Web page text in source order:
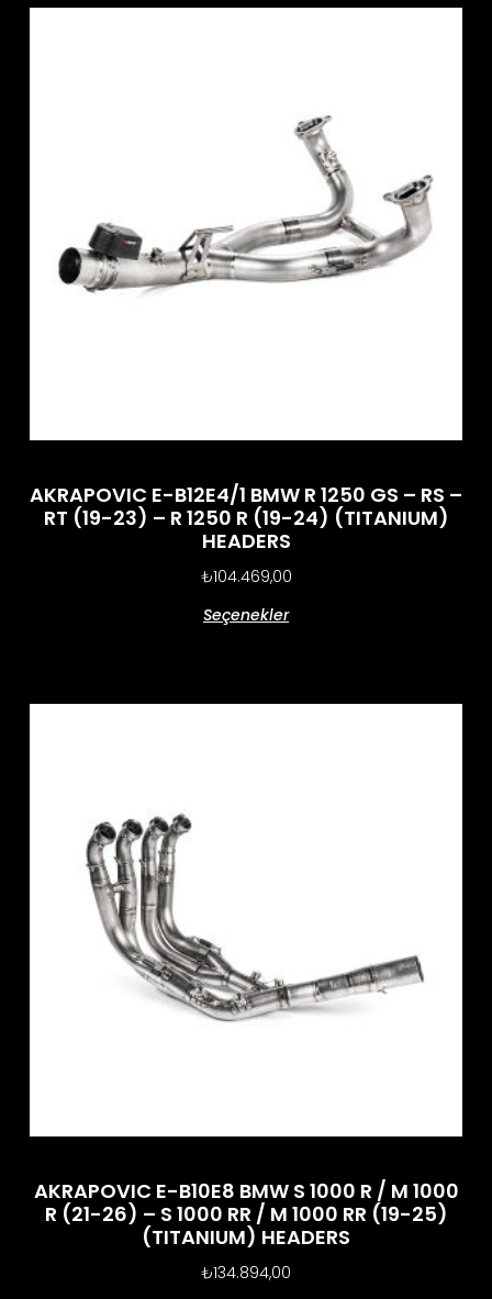
AKRAPOVIC E-B12E4/1 BMW R 1250 GS – RS –
RT (19-23) – R 1250 R (19-24) (TITANIUM)
HEADERS
₺104.469,00
Seçenekler
AKRAPOVIC E-B10E8 BMW S 1000 R / M 1000
R (21-26) – S 1000 RR / M 1000 RR (19-25)
(TITANIUM) HEADERS
₺134.894,00